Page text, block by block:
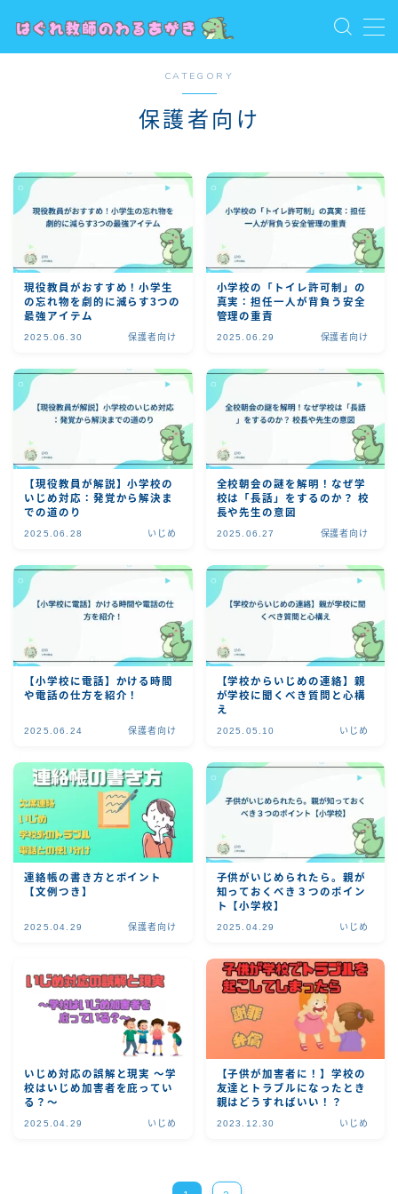
プライバシーポリシー
保護者向け
利用規約／特定商取引法に基づく表記
教員向け
教員志望・若手教員向け
有料記事の決済完了ページ
CATEGORY
保護者向け
現役教員がおすすめ！小学生
の忘れ物を劇的に減らす3つの
最強アイテム
2025.06.30 保護者向け
小学校の「トイレ許可制」の
真実：担任一人が背負う安全
管理の重責
2025.06.29 保護者向け
【現役教員が解説】小学校の
いじめ対応：発覚から解決ま
での道のり
2025.06.28 いじめ
全校朝会の謎を解明！なぜ学
校は「長話」をするのか？ 校
長や先生の意図
2025.06.27 保護者向け
【小学校に電話】かける時間
や電話の仕方を紹介！
2025.06.24 保護者向け
【学校からいじめの連絡】親
が学校に聞くべき質問と心構
え
2025.05.10 いじめ
連絡帳の書き方とポイント
【文例つき】
2025.04.29 保護者向け
子供がいじめられたら。親が
知っておくべき３つのポイン
ト【小学校】
2025.04.29 いじめ
いじめ対応の誤解と現実 〜学
校はいじめ加害者を庇ってい
る？〜
2025.04.29 いじめ
【子供が加害者に！】学校の
友達とトラブルになったとき
親はどうすればいい！？
2023.12.30 いじめ